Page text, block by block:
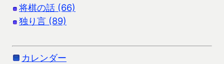
将棋の話 (66)
独り言 (89)
カレンダー